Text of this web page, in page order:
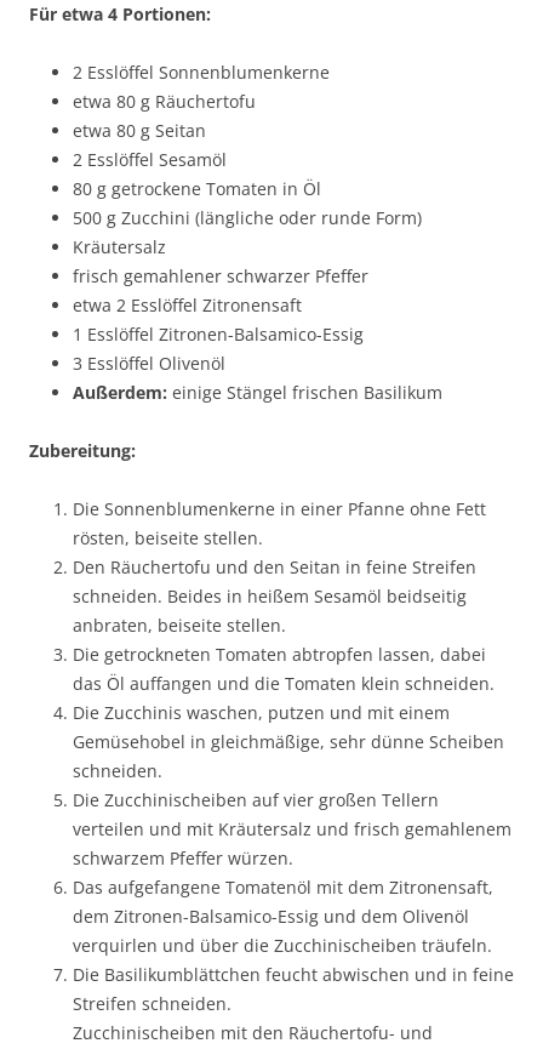
Für etwa 4 Portionen:
2 Esslöffel Sonnenblumenkerne
etwa 80 g Räuchertofu
etwa 80 g Seitan
2 Esslöffel Sesamöl
80 g getrockene Tomaten in Öl
500 g Zucchini (längliche oder runde Form)
Kräutersalz
frisch gemahlener schwarzer Pfeffer
etwa 2 Esslöffel Zitronensaft
1 Esslöffel Zitronen-Balsamico-Essig
3 Esslöffel Olivenöl
Außerdem: einige Stängel frischen Basilikum
Zubereitung:
Die Sonnenblumenkerne in einer Pfanne ohne Fett
rösten, beiseite stellen.
Den Räuchertofu und den Seitan in feine Streifen
schneiden. Beides in heißem Sesamöl beidseitig
anbraten, beiseite stellen.
Die getrockneten Tomaten abtropfen lassen, dabei
das Öl auffangen und die Tomaten klein schneiden.
Die Zucchinis waschen, putzen und mit einem
Gemüsehobel in gleichmäßige, sehr dünne Scheiben
schneiden.
Die Zucchinischeiben auf vier großen Tellern
verteilen und mit Kräutersalz und frisch gemahlenem
schwarzem Pfeffer würzen.
Das aufgefangene Tomatenöl mit dem Zitronensaft,
dem Zitronen-Balsamico-Essig und dem Olivenöl
verquirlen und über die Zucchinischeiben träufeln.
Die Basilikumblättchen feucht abwischen und in feine
Streifen schneiden.
Zucchinischeiben mit den Räuchertofu- und